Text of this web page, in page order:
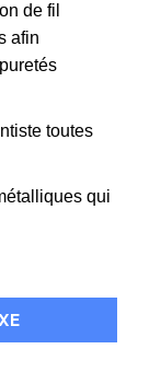
de fil
afin
toutes
qui